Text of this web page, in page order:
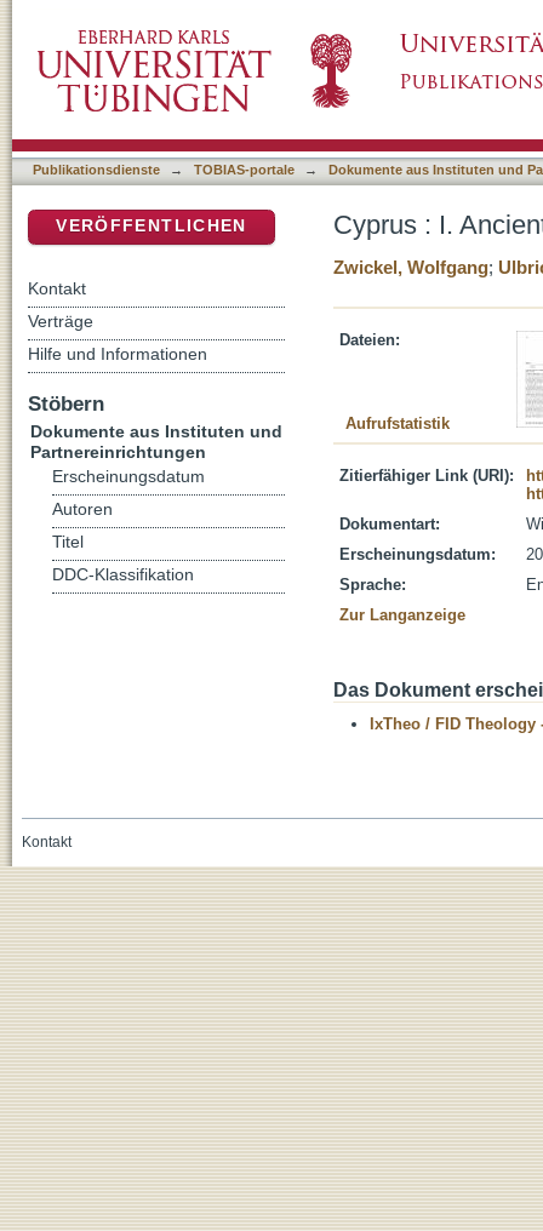
Publikationsdienste → TOBIAS-portale → Dokumente aus Instituten und
Cyprus : I.
Zwickel, Wolfgang;
Dateien:
Aufrufstatistik
Zitierfähiger Link (URI):
Dokumentart:
Erscheinungsdatum:
Sprache:
Zur Langanzeige
Das Dokument
IxTheo / FID Theology
VERÖFFENTLICHEN
Kontakt
Verträge
Hilfe und Informationen
Stöbern
Dokumente aus Instituten und
Partnereinrichtungen
Erscheinungsdatum
Autoren
Titel
DDC-Klassifikation
Kontakt